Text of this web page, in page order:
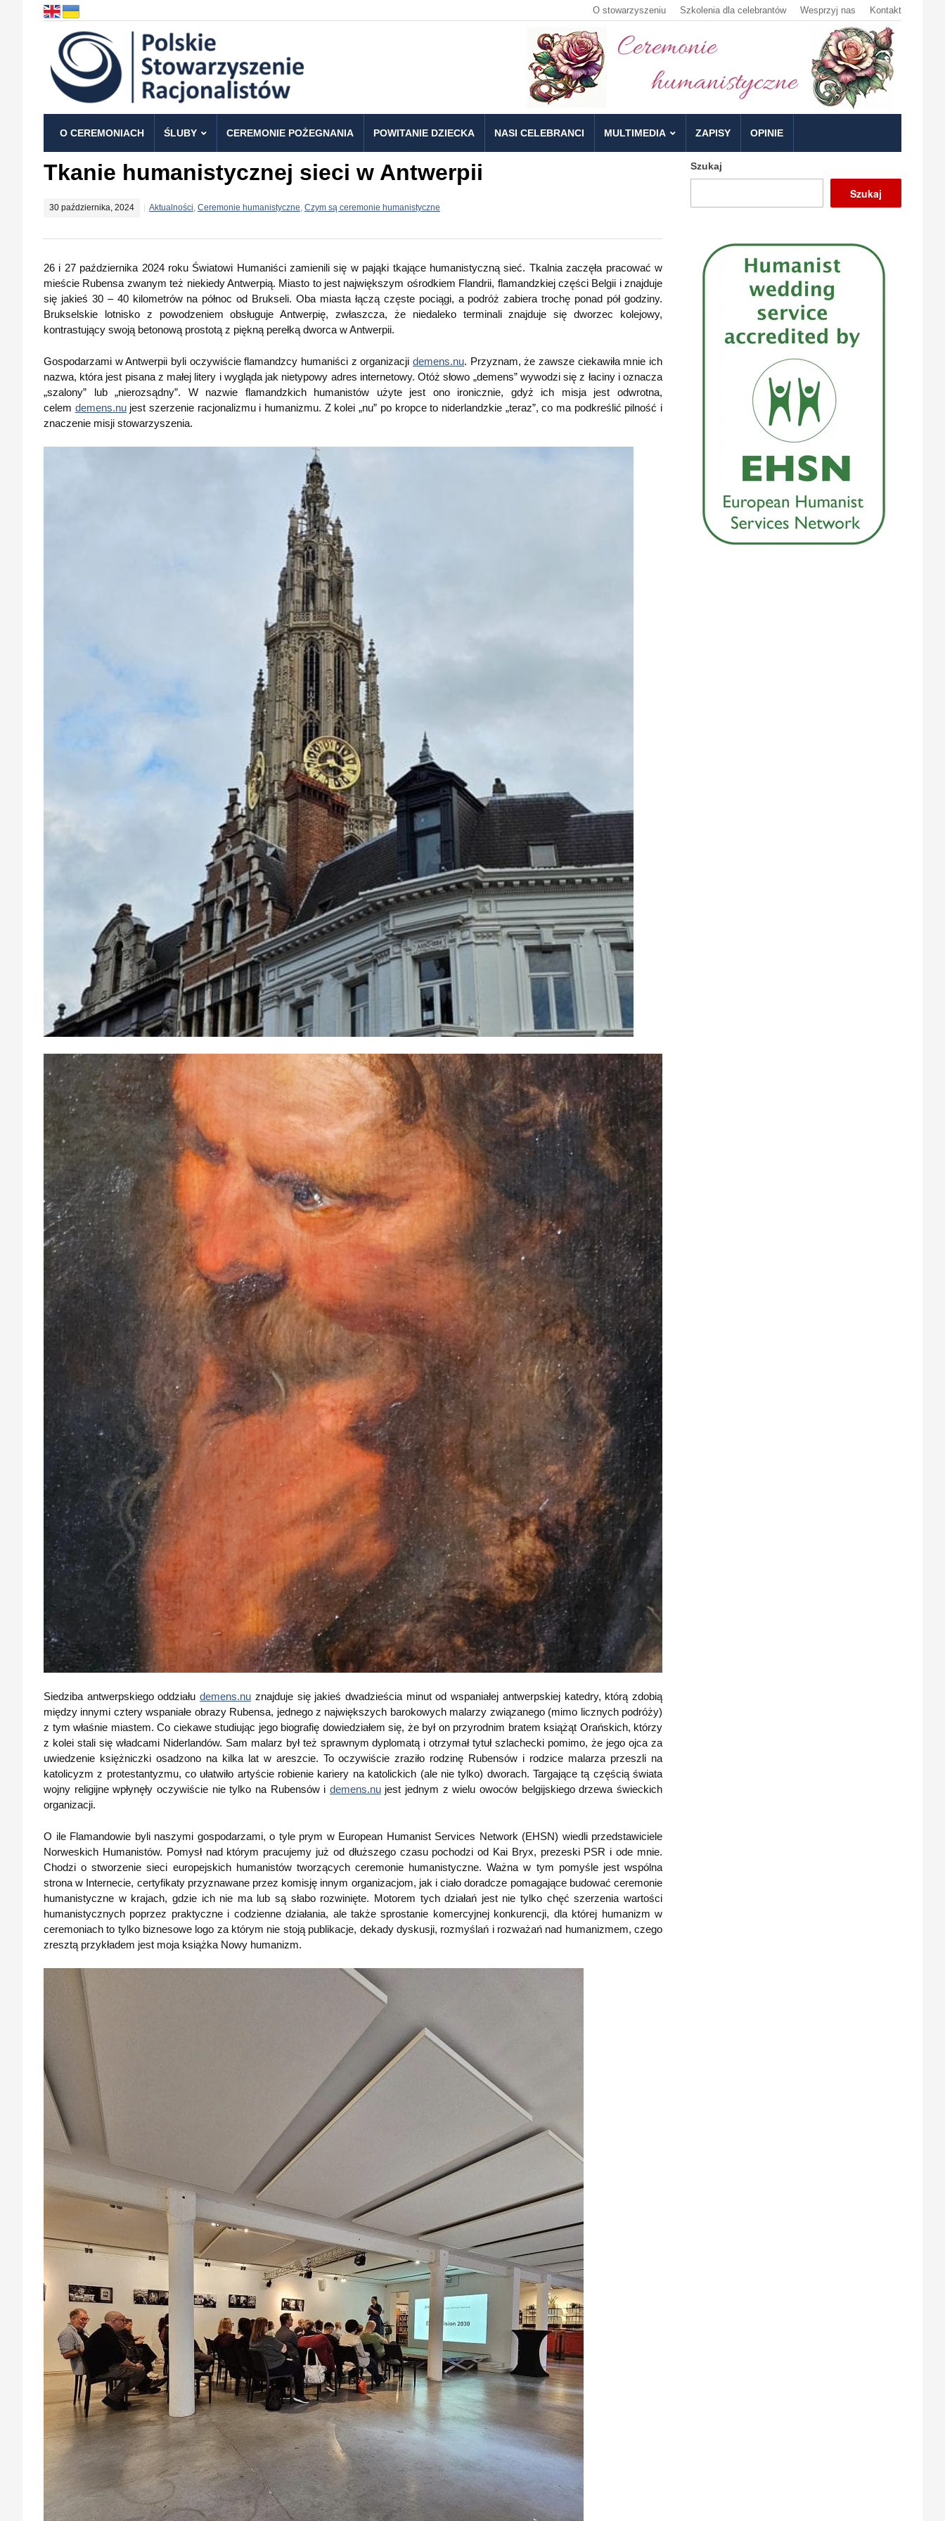
O stowarzyszeniu Szkolenia dla celebrantów Wesprzyj nas Kontakt
O CEREMONIACH ŚLUBY CEREMONIE POŻEGNANIA POWITANIE DZIECKA NASI CELEBRANCI MULTIMEDIA ZAPISY OPINIE
Tkanie humanistycznej sieci w Antwerpii
30 października, 2024 Aktualności, Ceremonie humanistyczne, Czym są ceremonie humanistyczne
26 i 27 października 2024 roku Światowi Humaniści zamienili się w pająki tkające humanistyczną sieć. Tkalnia zaczęła pracować w
mieście Rubensa zwanym też niekiedy Antwerpią. Miasto to jest największym ośrodkiem Flandrii, flamandzkiej części Belgii i znajduje
się jakieś 30 – 40 kilometrów na północ od Brukseli. Oba miasta łączą częste pociągi, a podróż zabiera trochę ponad pół godziny.
Brukselskie lotnisko z powodzeniem obsługuje Antwerpię, zwłaszcza, że niedaleko terminali znajduje się dworzec kolejowy,
kontrastujący swoją betonową prostotą z piękną perełką dworca w Antwerpii.
Gospodarzami w Antwerpii byli oczywiście flamandzcy humaniści z organizacji demens.nu. Przyznam, że zawsze ciekawiła mnie ich
nazwa, która jest pisana z małej litery i wygląda jak nietypowy adres internetowy. Otóż słowo „demens” wywodzi się z łaciny i oznacza
„szalony” lub „nierozsądny”. W nazwie flamandzkich humanistów użyte jest ono ironicznie, gdyż ich misja jest odwrotna,
celem demens.nujest szerzenie racjonalizmu i humanizmu. Z kolei „nu” po kropce to niderlandzkie „teraz”, co ma podkreślić pilność i
znaczenie misji stowarzyszenia.
Siedziba antwerpskiego oddziałudemens.nu znajduje się jakieś dwadzieścia minut od wspaniałej antwerpskiej katedry, którą zdobią
między innymi cztery wspaniałe obrazy Rubensa, jednego z największych barokowych malarzy związanego (mimo licznych podróży)
z tym właśnie miastem. Co ciekawe studiując jego biografię dowiedziałem się, że był on przyrodnim bratem książąt Orańskich, którzy
z kolei stali się władcami Niderlandów. Sam malarz był też sprawnym dyplomatą i otrzymał tytuł szlachecki pomimo, że jego ojca za
uwiedzenie księżniczki osadzono na kilka lat w areszcie. To oczywiście zraziło rodzinę Rubensów i rodzice malarza przeszli na
katolicyzm z protestantyzmu, co ułatwiło artyście robienie kariery na katolickich (ale nie tylko) dworach. Targające tą częścią świata
wojny religijne wpłynęły oczywiście nie tylko na Rubensów i demens.nujest jednym z wielu owoców belgijskiego drzewa świeckich
organizacji.
O ile Flamandowie byli naszymi gospodarzami, o tyle prym w European Humanist Services Network (EHSN) wiedli przedstawiciele
Norweskich Humanistów. Pomysł nad którym pracujemy już od dłuższego czasu pochodzi od Kai Bryx, prezeski PSR i ode mnie.
Chodzi o stworzenie sieci europejskich humanistów tworzących ceremonie humanistyczne. Ważna w tym pomyśle jest wspólna
strona w Internecie, certyfikaty przyznawane przez komisję innym organizacjom, jak i ciało doradcze pomagające budować ceremonie
humanistyczne w krajach, gdzie ich nie ma lub są słabo rozwinięte. Motorem tych działań jest nie tylko chęć szerzenia wartości
humanistycznych poprzez praktyczne i codzienne działania, ale także sprostanie komercyjnej konkurencji, dla której humanizm w
ceremoniach to tylko biznesowe logo za którym nie stoją publikacje, dekady dyskusji, rozmyślań i rozważań nad humanizmem, czego
zresztą przykładem jest moja książka Nowy humanizm.
Szukaj
Szukaj